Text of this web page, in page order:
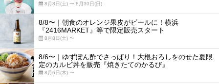
8月8日(土) 〜 8月30日(日)
8/8〜｜朝食のオレンジ果皮がビールに！横浜
『2416MARKET』等で限定販売スタート
8月8日(土) 〜
8/6〜｜ゆずぽん酢でさっぱり！大根おろしをのせた夏限
定のカルビ丼を販売『焼きたてのかるび』
8月6日(木) 〜